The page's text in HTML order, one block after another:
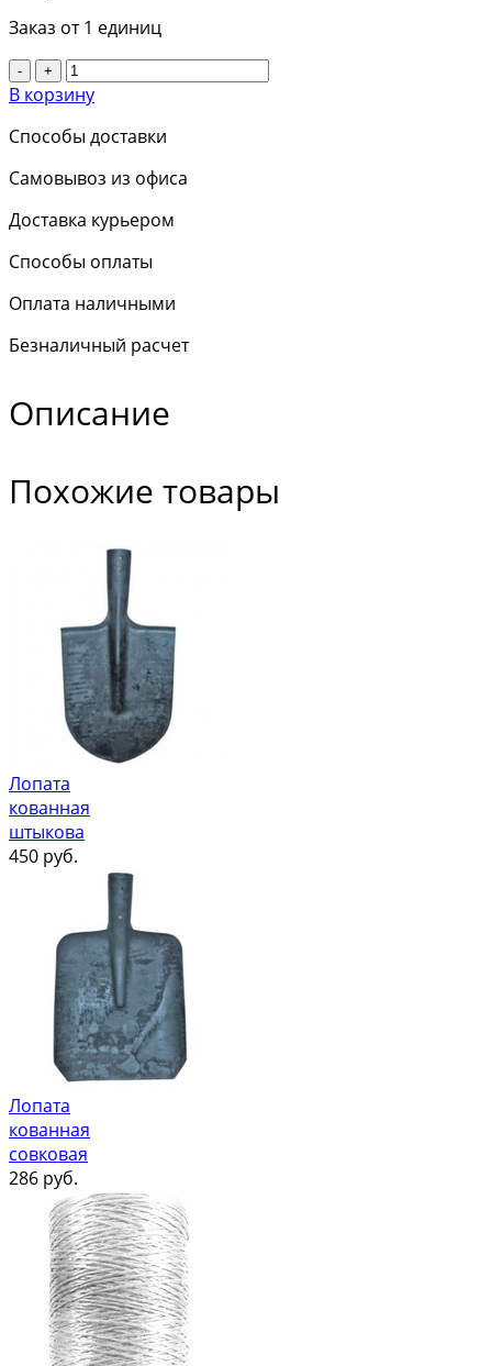
Заказ от 1 единиц
- +
В корзину
Способы доставки
Самовывоз из офиса
Доставка курьером
Способы оплаты
Оплата наличными
Безналичный расчет
Описание
Похожие товары
Лопата
кованная
штыкова
450 руб.
Лопата
кованная
совковая
286 руб.